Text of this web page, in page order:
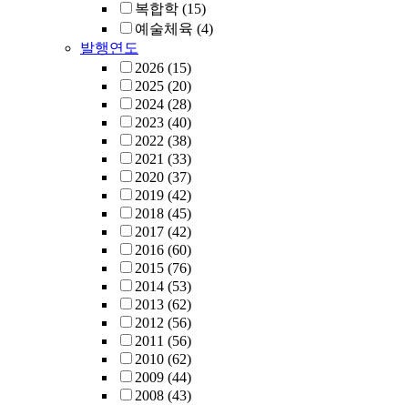
복합학 (15)
예술체육 (4)
발행연도
2026 (15)
2025 (20)
2024 (28)
2023 (40)
2022 (38)
2021 (33)
2020 (37)
2019 (42)
2018 (45)
2017 (42)
2016 (60)
2015 (76)
2014 (53)
2013 (62)
2012 (56)
2011 (56)
2010 (62)
2009 (44)
2008 (43)